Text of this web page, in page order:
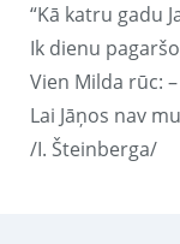
“Kā katru gadu
Ik dienu
Vien Milda rūc:
Lai Jāņos nav
/I. Šteinberga/